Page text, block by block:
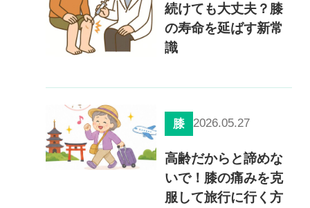
ひざの再生医療とは
幹細胞治療
幹細胞培養上清液
慢性疼痛
再生医療とは
ドクター紹介
症例
よくある質問
続けても大丈夫？膝
の寿命を延ばす新常
識
膝 2026.05.27
高齢だからと諦めな
いで！膝の痛みを克
服して旅行に行く方